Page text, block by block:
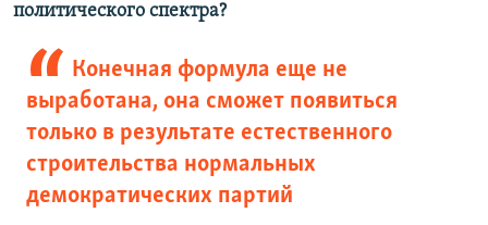
политического спектра?
Конечная формула еще не
выработана, она сможет появиться
только в результате естественного
строительства нормальных
демократических партий